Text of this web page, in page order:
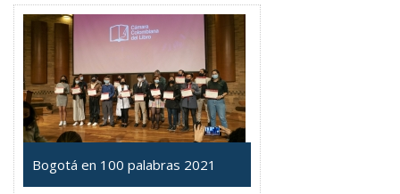
Bogotá en 100 palabras 2021